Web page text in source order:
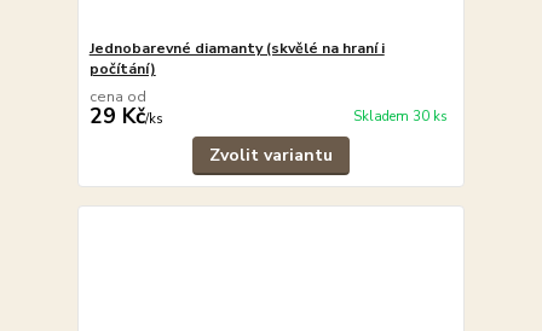
Jednobarevné diamanty (skvělé na hraní i
počítání)
cena od
29 Kč/ks Skladem 30 ks
Zvolit variantu